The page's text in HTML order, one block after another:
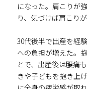
になった。肩こりが
り、気づけば肩こり
30代後半で出産を経
への負担が増えた。
とで、出産後は腰痛
きや子どもを抱き上